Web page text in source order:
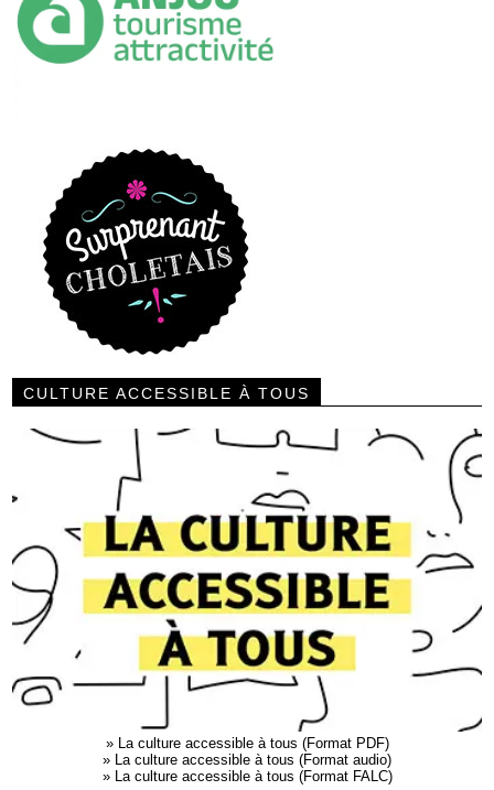
CULTURE ACCESSIBLE À TOUS
»
La culture accessible à tous (Format PDF)
»
La culture accessible à tous (Format audio)
»
La culture accessible à tous (Format FALC)